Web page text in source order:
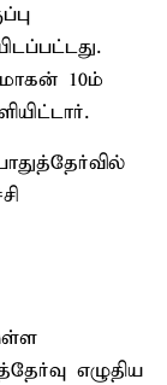
10ம்
எழுதிய